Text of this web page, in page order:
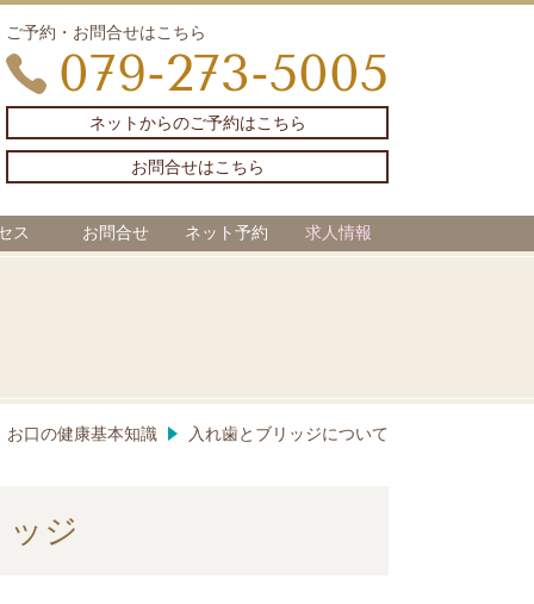
ご予約・お問合せはこちら
079-273-5005
ネットからのご予約はこちら
お問合せはこちら
ス お問合せ ネット予約 求人情報
お口の健康基本知識 入れ歯とブリッジについて
ッジ